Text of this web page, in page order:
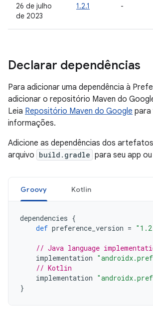
26 de julho
de 2023
1.2.1 -
Declarar dependências
Para adicionar uma dependência à
adicionar o repositório Maven do
Leia Repositório Maven do Google para
informações.
Adicione as dependências dos
arquivo build.gradle para seu app
Groovy Kotlin
dependencies {
def preference_version =
// Java language
implementation
// Kotlin
implementation
}